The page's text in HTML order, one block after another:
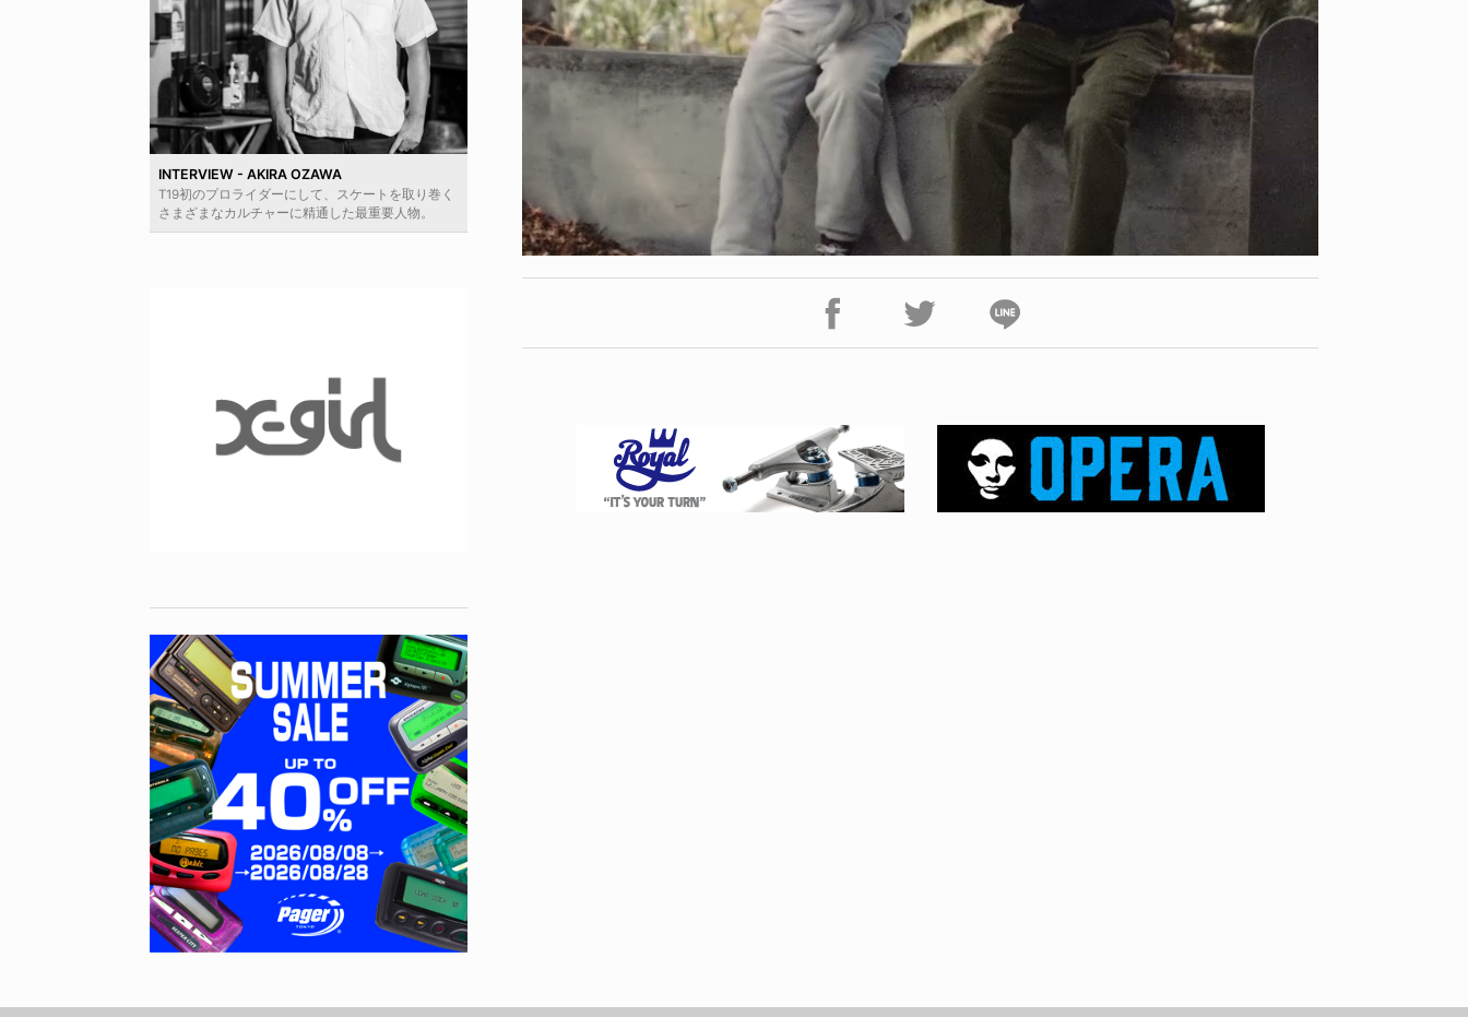
INTERVIEW - AKIRA OZAWA
T19初のプロライダーにして、スケートを取り巻く
さまざまなカルチャーに精通した最重要人物。